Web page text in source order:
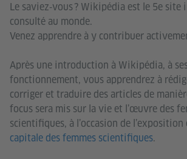
Le saviez‑vous ? Wikipédia est le 5e site
consulté au monde.
Venez apprendre à y contribuer
Après une introduction à Wikipédia, à
fonctionnement, vous apprendrez à
corriger et traduire des articles de
focus sera mis sur la vie et l’œuvre des
scientifiques, à l’occasion de l’exposition
capitale des femmes scientifiques.